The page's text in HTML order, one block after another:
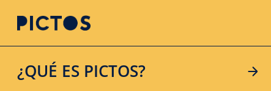
¿QUÉ ES PICTOS?